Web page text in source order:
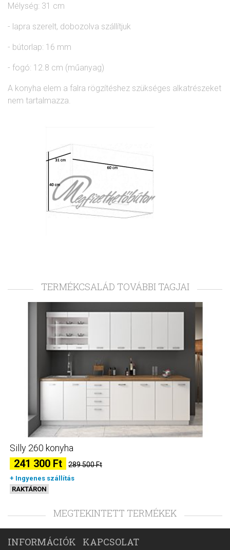
Mélység: 31 cm
- lapra szerelt, dobozolva szállítjuk
- bútorlap: 16 mm
- fogó: 12.8 cm (műanyag)
A konyha elem a falra rögzítéshez szükséges alkatrészeket
nem tartalmazza.
TERMÉKCSALÁD TOVÁBBI TAGJAI
Silly 260 konyha
241 300 Ft 289 500 Ft
+ Ingyenes szállítás
RAKTÁRON
MEGTEKINTETT TERMÉKEK
INFORMÁCIÓK KAPCSOLAT